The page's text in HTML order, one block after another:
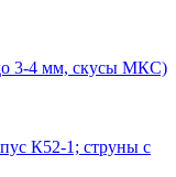
3-4 мм, скусы МКС)
К52-1; струны с